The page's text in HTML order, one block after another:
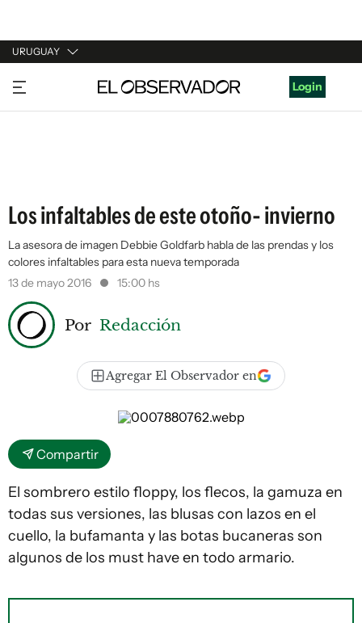
URUGUAY
URUGUAY
ARGENTINA
Login
Los infaltables de este otoño- invierno
La asesora de imagen Debbie Goldfarb habla de las prendas y los
colores infaltables para esta nueva temporada
13 de mayo 2016
15:00 hs
Por Redacción
Agregar El Observador en
Compartir
El sombrero estilo floppy, los flecos, la gamuza en
todas sus versiones, las blusas con lazos en el
cuello, la bufamanta y las botas bucaneras son
algunos de los must haveen todo armario.